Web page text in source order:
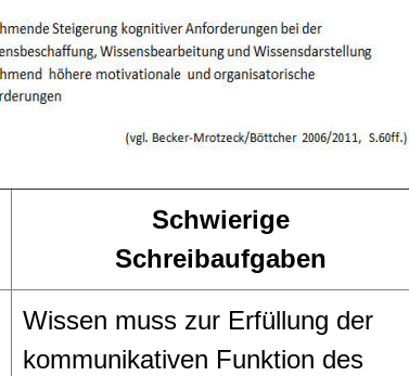
Schwierige
Schreibaufgaben
Wissen muss zur Erfüllung der
kommunikativen Funktion des